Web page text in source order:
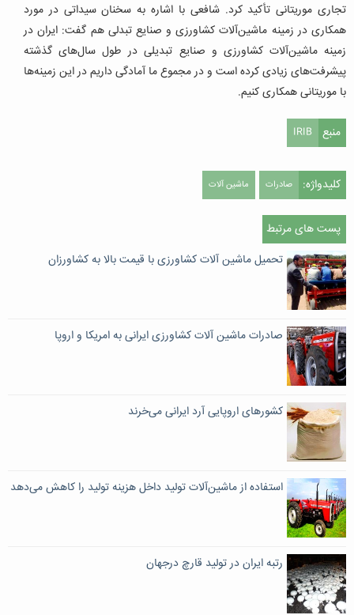
تجاری موریتانی تأکید کرد. شافعی با اشاره به سخنان سیداتی در مورد
همکاری در زمینه ماشین‌آلات کشاورزی و صنایع تبدلی هم گفت: ایران در
زمینه ماشین‌آلات کشاورزی و صنایع تبدیلی در طول سال‌های گذشته
پیشرفت‌های زیادی کرده است و در مجموع ما آمادگی داریم در این زمینه‌ها
با موریتانی همکاری کنیم.
منبع IRIB
کلیدواژه: صادرات ماشین آلات
پست های مرتبط
تحمیل ماشین آلات کشاورزی با قیمت بالا به کشاورزان
صادرات ماشین آلات کشاورزی ایرانی به امریکا و اروپا
كشورهای اروپایی آرد ایرانی می‌خرند
استفاده از ماشین‌آلات تولید داخل هزینه تولید را کاهش می‌دهد
رتبه ایران در تولید قارچ درجهان